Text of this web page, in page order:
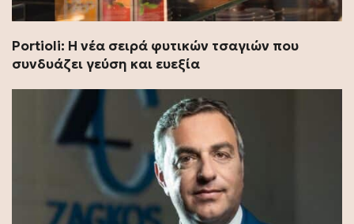
Portioli: Η νέα σειρά φυτικών τσαγιών που
συνδυάζει γεύση και ευεξία